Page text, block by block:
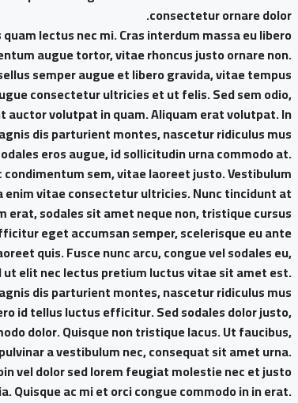
consectetur ornare dolor.
lectus nec mi. Cras interdum massa eu libero
augue tortor, vitae rhoncus justo ornare non.
semper augue et libero gravida, vitae tempus
consectetur ultricies et ut felis. Sed sem odio,
auctor volutpat in quam. Aliquam erat volutpat. In
dis parturient montes, nascetur ridiculus mus.
eros augue, id sollicitudin urna commodo at.
sem, vitae laoreet justo. Vestibulum
enim vitae consectetur ultricies. Nunc tincidunt at
erat, sodales sit amet neque non, tristique cursus
eget accumsan semper, scelerisque eu ante.
quis. Fusce nunc arcu, congue vel sodales eu,
elit nec lectus pretium luctus vitae sit amet est.
dis parturient montes, nascetur ridiculus mus.
id tellus luctus efficitur. Sed sodales dolor justo,
dolor. Quisque non tristique lacus. Ut faucibus,
a vestibulum nec, consequat sit amet urna.
vel dolor sed lorem feugiat molestie nec et justo.
ac mi et orci congue commodo in in erat.